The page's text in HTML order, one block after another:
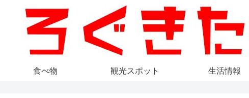
食べ物 観光スポット 生活情報